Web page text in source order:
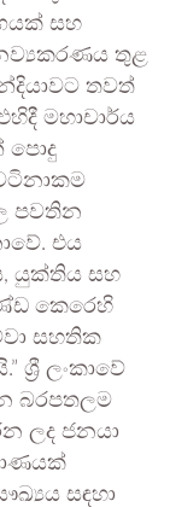
සහ
තුළ
තවත්
මහාචාර්ය
පොදු
පවතින
එය
යුක්තිය සහ
කෙරෙහි
සහතික
ලංකාවේ
බරපතලම
ලද ජනයා
සඳහා